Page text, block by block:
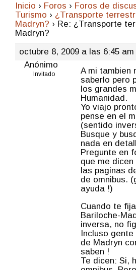
Inicio › Foros › Foros de
Turismo › ¿Transporte
Madryn? › Re: ¿Transporte
Madryn?
octubre 8, 2009 a las 6:45 am
Anónimo
Invitado
A mi tambien
saberlo pero
los grandes
Humanidad.
Yo viajo
pense en el
(sentido
Busque y
nada en
Pregunte en
que me
las paginas
de omnibus.
ayuda !)
Cuando te
Bariloche-
inversa, no
Incluso
de Madryn
saben !
Te dicen: Si,